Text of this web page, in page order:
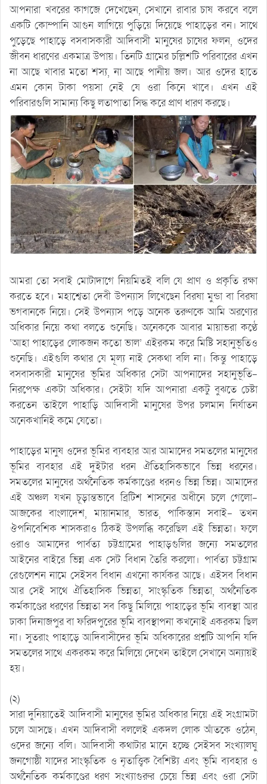
আপনারা খবরের কাগজে দেখেছেন, সেখানে রাবার চাষ করবে বলে
একটি কোম্পানি আগুন লাগিয়ে পুড়িয়ে দিয়েছে পাহাড়ের বন। সাথে
পুড়েছে পাহাড়ে বসবাসকারী আদিবাসী মানুষের চাষের ফলন, ওদের
জীবন ধারণের একমাত্র উপায়। তিনটি গ্রামের চল্লিশটি পরিবারের এখন
না আছে খাবার মতো শস্য, না আছে পানীয় জল। আর ওদের হাতে
এমন কোন টাকা পয়সা নেই যে ওরা কিনে খাবে। এখন এই
পরিবারগুলি সামান্য কিছু লতাপাতা সিদ্ধ করে প্রাণ ধারণ করছে।
আমরা তো সবাই মোটাদাগে নিয়মিতই বলি যে প্রাণ ও প্রকৃতি রক্ষা
করতে হবে। মহাশ্বেতা দেবী উপন্যাস লিখেছেন বিরষা মুন্ডা বা বিরষা
ভগবানকে নিয়ে। সেই উপন্যাস পড়ে অনেক তরুণকে আমি অরণ্যের
অধিকার নিয়ে কথা বলতে শুনেছি। অনেককে আবার মায়াভরা কণ্ঠে
‘আহা পাহাড়ের লোকজন কতো ভাল’ এইরকম করে মিষ্টি সহানুভূতিও
শুনেছি। এইগুলি কথার যে মূল্য নাই সেকথা বলি না। কিন্তু পাহাড়ে
বসবাসকারী মানুষের ভূমির অধিকার সেটা আপনাদের সহানুভূতি-
নিরপেক্ষ একটা অধিকার। সেইটা যদি আপনারা একটু বুঝতে চেষ্টা
করতেন তাইলে পাহাড়ি আদিবাসী মানুষের উপর চলমান নির্যাতন
অনেকখানিই কমে যেতো।
পাহাড়ের মানুষ ওদের ভূমির ব্যবহার আর আমাদের সমতলের মানুষের
ভূমির ব্যবহার এই দুইটার ধরন ঐতিহাসিকভাবে ভিন্ন ধরনের।
সমতলের মানুষের অর্থনৈতিক কর্মকাণ্ডের ধরনও ভিন্ন ভিন্ন। আমাদের
এই অঞ্চল যখন চূড়ান্তভাবে ব্রিটিশ শাসনের অধীনে চলে গেলো-
আজকের বাংলাদেশ, মায়ানমার, ভারত, পাকিস্তান সবাই- তখন
ঔপনিবেশিক শাসকরাও ঠিকই উপলব্ধি করেছিল এই ভিন্নতা। ফলে
ওরাও আমাদের পার্বত্য চট্টগ্রামের পাহাড়গুলির জন্যে সমতলের
আইনের বাইরে ভিন্ন এক সেট বিধান তৈরি করলো। পার্বত্য চট্টগ্রাম
রেগুলেশন নামে সেইসব বিধান এখনো কার্যকর আছে। এইসব বিধান
আর সেই সাথে ঐতিহাসিক ভিন্নতা, সাংস্কৃতিক ভিন্নতা, অর্থনৈতিক
কর্মকাণ্ডের ধরণের ভিন্নতা সব কিছু মিলিয়ে পাহাড়ের ভূমি ব্যবস্থা আর
ঢাকা দিনাজপুর বা ফরিদপুরের ভূমি ব্যবস্থাপনা কখনোই একরকম ছিল
না। সুতরাং পাহাড়ে আদিবাসীদের ভূমি অধিকারের প্রশ্নটি আপনি যদি
সমতলের সাথে একরকম করে মিলিয়ে দেখেন তাইলে সেখানে অন্যায়ই
হয়।
(২)
সারা দুনিয়াতেই আদিবাসী মানুষের ভূমির অধিকার নিয়ে এই সংগ্রামটা
চলে আসছে। এখন আদিবাসী বললেই একদল লোক আঁতকে ওঠেন,
ওদের জন্যে বলি। আদিবাসী কথাটার মানে হচ্ছে সেইসব সংখ্যালঘু
জনগোষ্ঠী যাদের সাংস্কৃতিক ও নৃতাত্ত্বিক বৈশিষ্ট্য এবং ভূমি ব্যবহার ও
অর্থনৈতিক কর্মকাণ্ডের ধরণ সংখ্যাগুরুর চেয়ে ভিন্ন এবং ওরা সেটা